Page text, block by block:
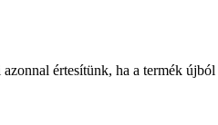
értesítünk, ha a termék újból